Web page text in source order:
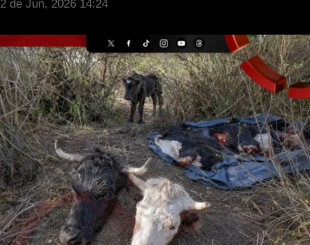
2 de Jun, 2026 14:24